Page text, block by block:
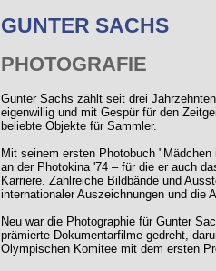
GUNTER SACHS
PHOTOGRAFIE
Gunter Sachs zählt seit drei
eigenwillig und mit Gespür für den
beliebte Objekte für Sammler.
Mit seinem ersten Photobuch
an der Photokina '74 – für die er auch
Karriere. Zahlreiche Bildbände und
internationaler Auszeichnungen und die
Neu war die Photographie für Gunter
prämierte Dokumentarfilme gedreht,
Olympischen Komitee mit dem ersten